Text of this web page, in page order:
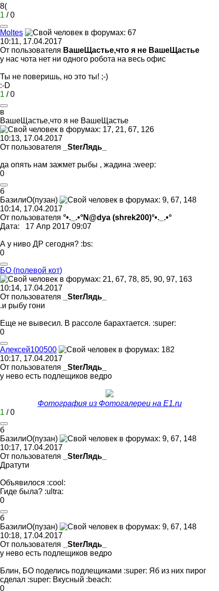
8(
1 /0
Moltes
10:11, 17.04.2017
От пользователя ВашеЩастье,что я не ВашеЩастье
у нас чота нет ни одного робота на весь офис
Ты не поверишь, но это ты! ;-)
:-D
1 /0
в
ВашеЩастье,что я не ВашеЩастье
10:13, 17.04.2017
От пользователя
_SterЛядь_
да опять нам зажмет рыбы , жадина :weep:
0
б
БазилиО(пузан)
10:14, 17.04.2017
От пользователя °•._.•°N@dya (shrek200)°•._.•°
Дата: 17 Апр 2017 09:07
А у ниво ДР сегодня? :bs:
0
БО (полевой кот)
10:14, 17.04.2017
От пользователя
_SterЛядь_
.и рыбу гони
Еще не вывесил. В рассоле барахтается. :super:
0
Алексей100500
10:17, 17.04.2017
От пользователя
_SterЛядь_
у нево есть подлещиков ведро
Фотография из Фотогалереи на E1.ru
1 /0
б
БазилиО(пузан)
10:17, 17.04.2017
От пользователя
_SterЛядь_
Дратути
Объявилося :cool:
Гиде была? :ultra:
0
б
БазилиО(пузан)
10:18, 17.04.2017
От пользователя
_SterЛядь_
у нево есть подлещиков ведро
Блин, БО поделись подлещиками :super: Яб из них пирог
сделал :super: Вкусный :beach:
0